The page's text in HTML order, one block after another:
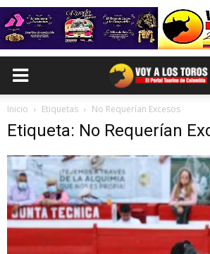
Inicio Etiquetas No Requerían Excesos
Etiqueta: No Requerían